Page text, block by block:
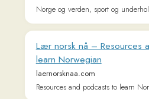
Resources and podcasts to learn Norwegian
no.wikipedia.org
24 timer i døgnet